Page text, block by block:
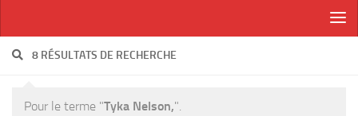
8 RÉSULTATS DE RECHERCHE
Pour le terme "Tyka Nelson,".